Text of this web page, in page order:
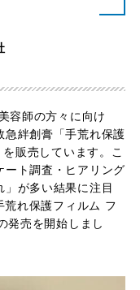
容師の方々に向け
急絆創膏「手荒れ保護
販売しています。こ
ート調査・ヒアリング
が多い結果に注目
荒れ保護フィルム フ
発売を開始しまし